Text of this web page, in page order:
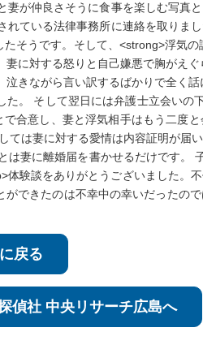
が仲良さそうに食事を楽しむ写真
ている法律事務所に連絡を取りま
そうです。そして、<strong>浮気
に対する怒りと自己嫌悪で胸がえ
きながら言い訳するばかりで全く
。 そして翌日には弁護士立会いの
合意し、妻と浮気相手はもう二度
は妻に対する愛情は内容証明が届
妻に離婚届を書かせるだけです。
験談をありがとうございました。
できたのは不幸中の幸いだったの
戻る
偵社 中央リサーチ広島へ